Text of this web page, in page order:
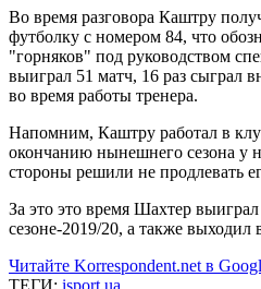
Во время разговора Каштру
футболку с номером 84, что
"горняков" под руководством
выиграл 51 матч, 16 раз сыграл
во время работы тренера.
Напомним, Каштру работал в
окончанию нынешнего сезона у
стороны решили не продлевать
За это это время Шахтер
сезоне-2019/20, а также
Читайте Korrespondent.net в
ТЕГИ: isport.ua